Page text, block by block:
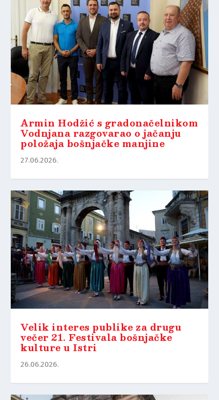
Armin Hodžić s gradonačelnikom
Vodnjana razgovarao o jačanju
položaja bošnjačke manjine
27.06.2026.
Velik interes publike za drugu
večer 21. Festivala bošnjačke
kulture u Istri
26.06.2026.